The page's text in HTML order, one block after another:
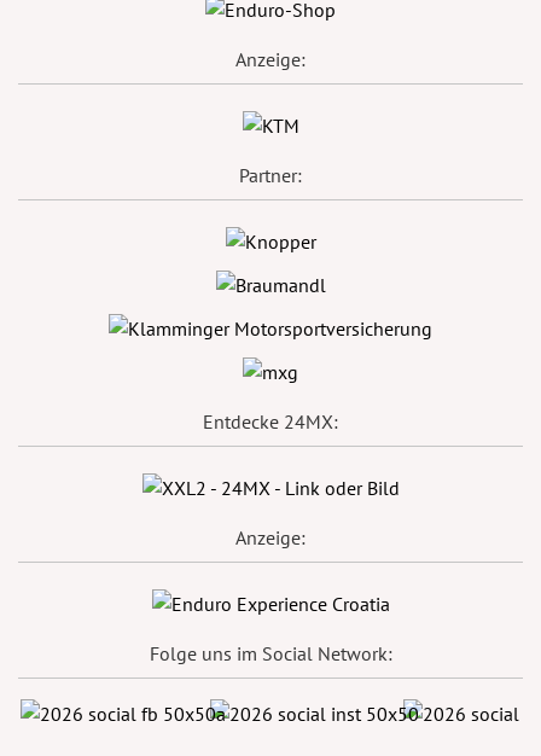
Anzeige:
Partner:
Entdecke 24MX:
Anzeige:
Folge uns im Social Network: